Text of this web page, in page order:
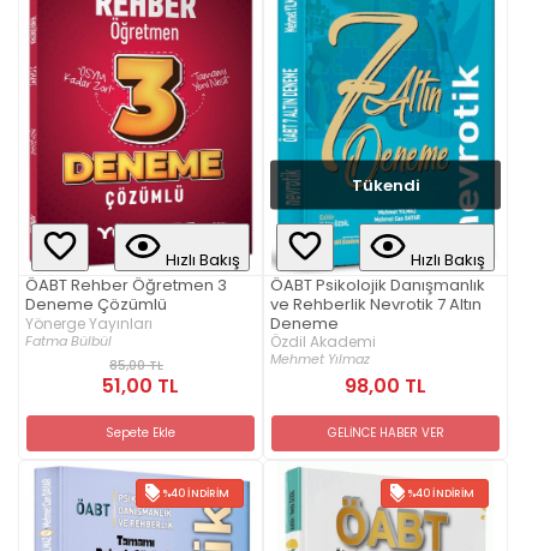
Hızlı Bakış
ÖABT Rehber Öğretmen 3
Deneme Çözümlü
Yönerge Yayınları
Fatma Bülbül
85,00 TL
51,00 TL
Sepete Ekle
Tükendi
Hızlı Bakış
ÖABT Psikolojik Danışmanlık
ve Rehberlik Nevrotik 7 Altın
Deneme
Özdil Akademi
Mehmet Yılmaz
98,00 TL
GELİNCE HABER VER
%40 İNDIRIM %40 İNDIRIM